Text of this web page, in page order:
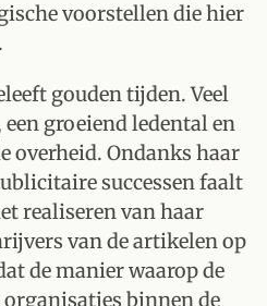
voorstellen die hier
gouden tijden. Veel
groeiend ledental en
overheid. Ondanks haar
successen faalt
realiseren van haar
van de artikelen op
de manier waarop de
binnen de